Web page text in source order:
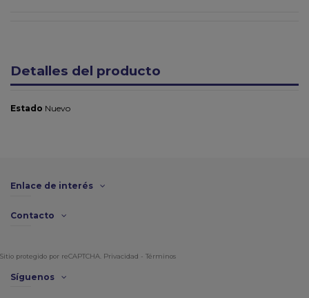
Detalles del producto
Estado Nuevo
Enlace de interés
Contacto
Sitio protegido por reCAPTCHA. Privacidad - Términos
Síguenos